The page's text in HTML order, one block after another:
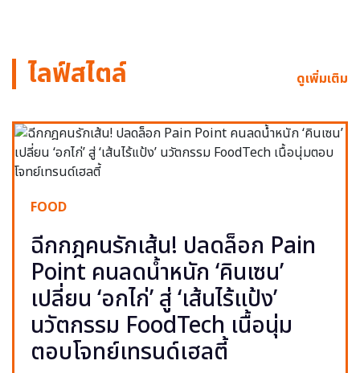
ไลฟ์สไตล์ ดูเพิ่มเติม
FOOD
ฉีกกฎคนรักเส้น! ปลดล็อก Pain
Point คนลดน้ำหนัก ‘คินเซน’
เปลี่ยน ‘อกไก่’ สู่ ‘เส้นไร้แป้ง’
นวัตกรรม FoodTech เนื้อนุ่ม
ตอบโจทย์เทรนด์เฮลตี้